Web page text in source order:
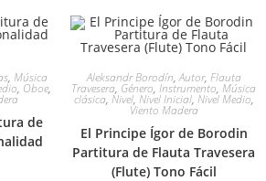
, Música
, Oboe,
de
Aleksandr Borodín,Autor, Flauta
Travesera, Género, Instrumento, Música
clásica, Nivel, Nivel Inicial, Nivel Medio,
Viento Madera
El Principe Ígor de Borodin
Partitura de Flauta Travesera
(Flute) Tono Fácil